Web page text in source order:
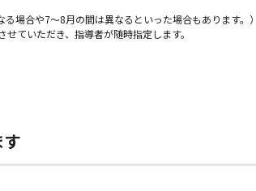
場合や7～8月の間は異なるといった場合もあります。）
ていただき、指導者が随時指定します。